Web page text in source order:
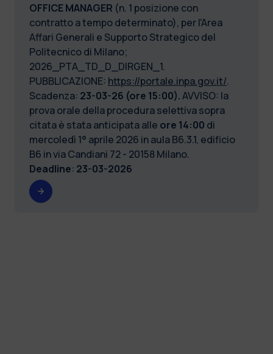
OFFICE MANAGER (n. 1 posizione con
contratto a tempo determinato), per l'Area
Affari Generali e Supporto Strategico del
Politecnico di Milano;
2026_PTA_TD_D_DIRGEN_1.
PUBBLICAZIONE: https://portale.inpa.gov.it/.
Scadenza: 23-03-26 (ore 15:00).AVVISO: la
prova orale della procedura selettiva sopra
citata è stata anticipataalle ore 14:00 di
mercoledì 1° aprile 2026 in aula B6.3.1, edificio
B6 in via Candiani 72 - 20158 Milano.
Deadline: 23-03-2026